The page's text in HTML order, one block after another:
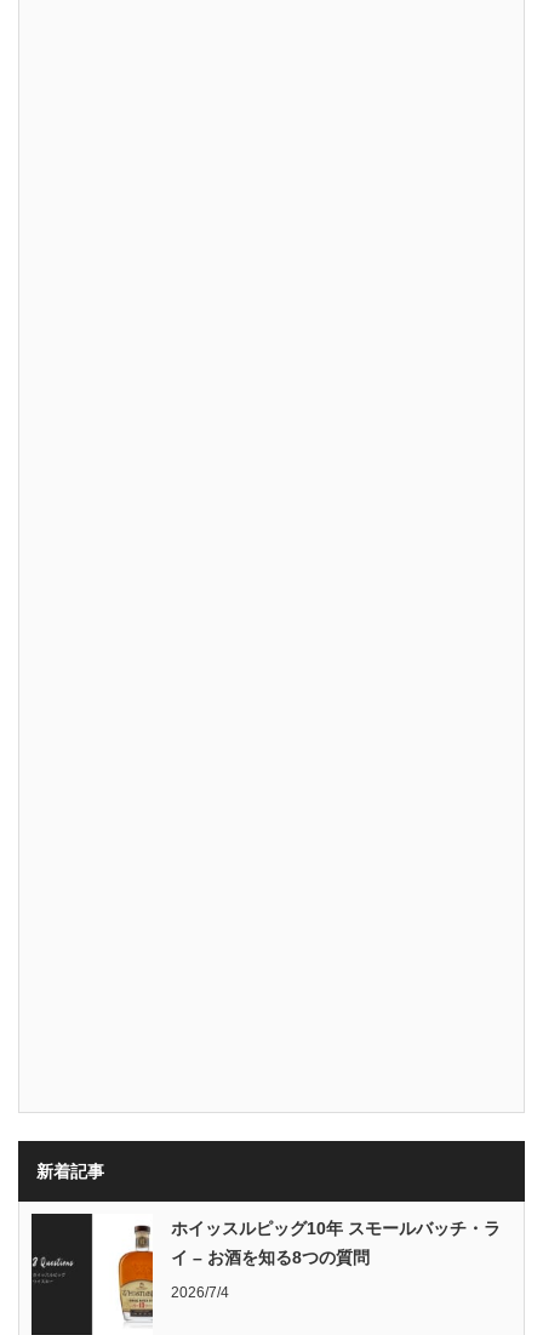
新着記事
ホイッスルピッグ10年 スモールバッチ・ラ
イ – お酒を知る8つの質問
2026/7/4